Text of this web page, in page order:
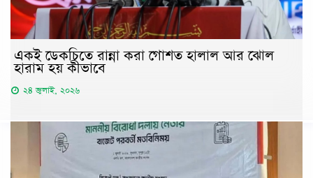
একই ডেকচিতে রান্না করা গোশত হালাল আর ঝোল
হারাম হয় কীভাবে
২৪ জুলাই, ২০২৬